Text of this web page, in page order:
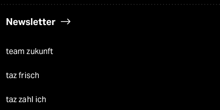
Newsletter
team zukunft
taz frisch
taz zahl ich